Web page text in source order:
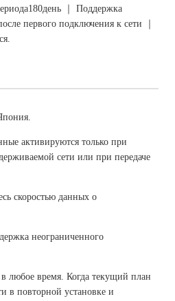
｜ Поддержка
первого подключения к сети ｜
активируются только при
сети или при передаче
скоростью данных о
неограниченного
любое время. Когда текущий план
в повторной установке и